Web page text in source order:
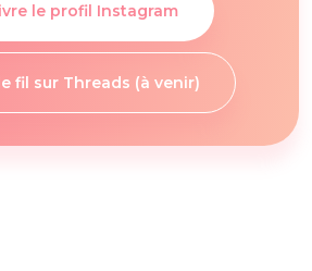
le profil Instagram
fil sur Threads (à venir)